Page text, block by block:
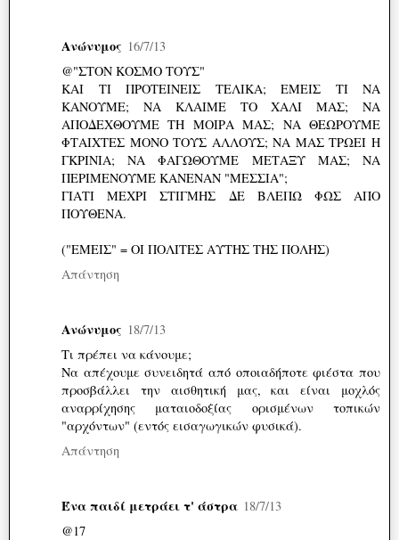
Ανώνυμος 16/7/13
@"ΣΤΟΝ ΚΟΣΜΟ ΤΟΥΣ"
ΚΑΙ ΤΙ ΠΡΟΤΕΙΝΕΙΣ ΤΕΛΙΚΑ; ΕΜΕΙΣ ΤΙ ΝΑ
ΚΑΝΟΥΜΕ; ΝΑ ΚΛΑΙΜΕ ΤΟ ΧΑΛΙ ΜΑΣ; ΝΑ
ΑΠΟΔΕΧΘΟΥΜΕ ΤΗ ΜΟΙΡΑ ΜΑΣ; ΝΑ ΘΕΩΡΟΥΜΕ
ΦΤΑΙΧΤΕΣ ΜΟΝΟ ΤΟΥΣ ΑΛΛΟΥΣ; ΝΑ ΜΑΣ ΤΡΩΕΙ Η
ΓΚΡΙΝΙΑ; ΝΑ ΦΑΓΩΘΟΥΜΕ ΜΕΤΑΞΥ ΜΑΣ; ΝΑ
ΠΕΡΙΜΕΝΟΥΜΕ ΚΑΝΕΝΑΝ "ΜΕΣΣΙΑ";
ΓΙΑΤΙ ΜΕΧΡΙ ΣΤΙΓΜΗΣ ΔΕ ΒΛΕΠΩ ΦΩΣ ΑΠΟ
ΠΟΥΘΕΝΑ.
("ΕΜΕΙΣ" = ΟΙ ΠΟΛΙΤΕΣ ΑΥΤΗΣ ΤΗΣ ΠΟΛΗΣ)
Απάντηση
Ανώνυμος 18/7/13
Τι πρέπει να κάνουμε;
Να απέχουμε συνειδητά από οποιαδήποτε φιέστα που
προσβάλλει την αισθητική μας, και είναι μοχλός
αναρρίχησης ματαιοδοξίας ορισμένων τοπικών
"αρχόντων" (εντός εισαγωγικών φυσικά).
Απάντηση
Ένα παιδί μετράει τ' άστρα 18/7/13
@17